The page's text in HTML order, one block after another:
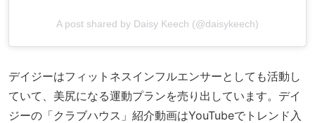
A post shared by Daisy Keech (@daisykeech)
デイジーはフィットネスインフルエンサーとしても活動し
ていて、美尻になる運動プランを売り出しています。デイ
ジーの「クラブハウス」紹介動画はYouTubeでトレンド入